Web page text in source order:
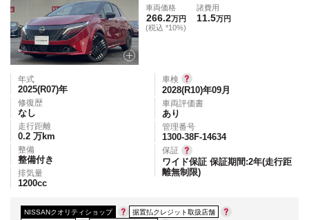
車両価格
266.2万円
(税込 *10%)
諸費用
11.5万円
年式
2025(R07)年
修復歴
なし
走行距離
0.2 万km
整備
整備付き
排気量
1200cc
車検
2028(R10)年09月
車両評価書
あり
管理番号
1300-38F-14634
保証
ワイド保証 保証期間:2年(走行距
離無制限)
NISSANクオリティショップ
据置払クレジット取扱店舗